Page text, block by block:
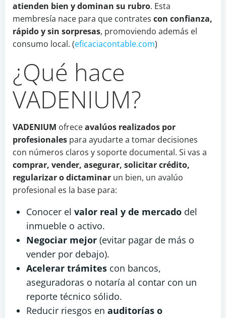
atienden bien y dominan su rubro. Esta
membresía nace para que contrates con confianza,
rápido y sin sorpresas, promoviendo además el
consumo local. (eficaciacontable.com)
¿Qué hace
VADENIUM?
VADENIUM ofreceavalúos realizados por
profesionales para ayudarte a tomar decisiones
con números claros y soporte documental. Si vas a
comprar, vender, asegurar, solicitar crédito,
regularizar o dictaminar un bien, un avalúo
profesional es la base para:
Conocer el valor real y de mercado del
inmueble o activo.
Negociar mejor (evitar pagar de más o
vender por debajo).
Acelerar trámites con bancos,
aseguradoras o notaría al contar con un
reporte técnico sólido.
Reducir riesgos en auditorías o